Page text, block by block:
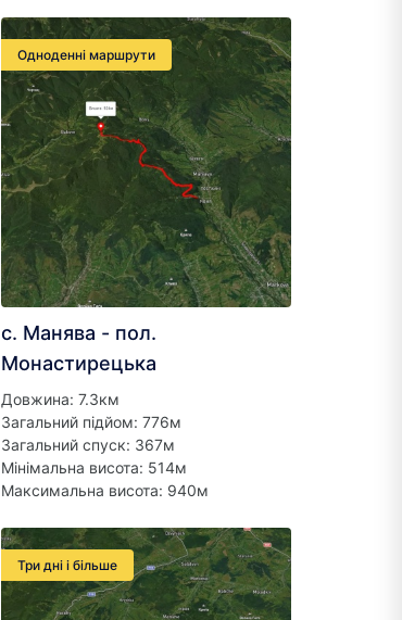
Одноденні маршрути
с. Манява - пол.
Монастирецька
Довжина: 7.3км
Загальний підйом: 776м
Загальний спуск: 367м
Мінімальна висота: 514м
Максимальна висота: 940м
Три дні і більше